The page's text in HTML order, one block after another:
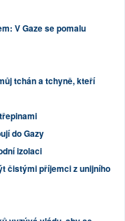
V Gaze se pomalu
tchán a tchyně, kteří
do Gazy
izolaci
čistými příjemci z unijního